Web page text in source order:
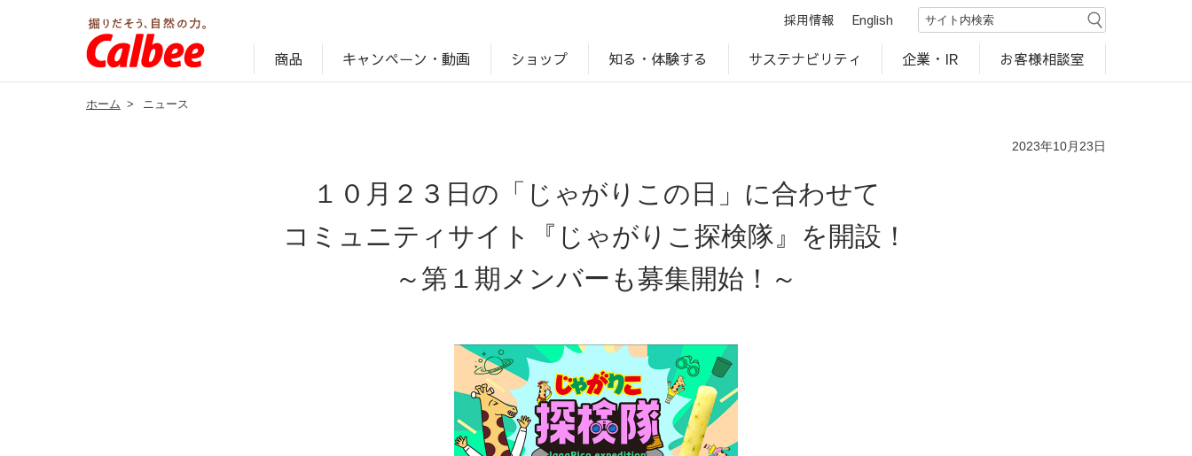
採用情報 English
商品 キャンペーン・動画 ショップ 知る・体験する サステナビリティ 企業・IR お客様相談室
ホーム > ニュース
2023年10月23日
１０月２３日の「じゃがりこの日」に合わせて
コミュニティサイト『じゃがりこ探検隊』を開設！
～第１期メンバーも募集開始！～